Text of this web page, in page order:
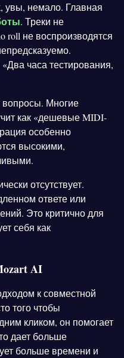
увы, немало. Главная
. Треки не
roll не воспроизводятся
часа тестирования,
вопросы. Многие
как «дешевые MIDI-
особенно
высокими,
отсутствует.
ответе или
Это критично для
себя как
AI
к совместной
того чтобы
кликом, он помогает
дает больше
больше времени и